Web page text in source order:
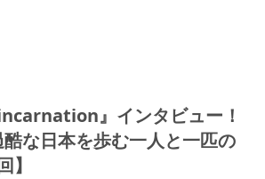
』インタビュー！
な日本を歩む一人と一匹の